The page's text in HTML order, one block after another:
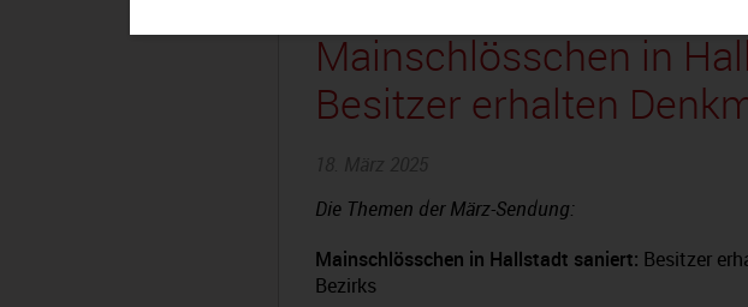
Mainschlösschen in
Besitzer erhalten
Die Themen der März-Sendung:
Mainschlösschen in Hallstadt saniert: Besitzer
Bezirks